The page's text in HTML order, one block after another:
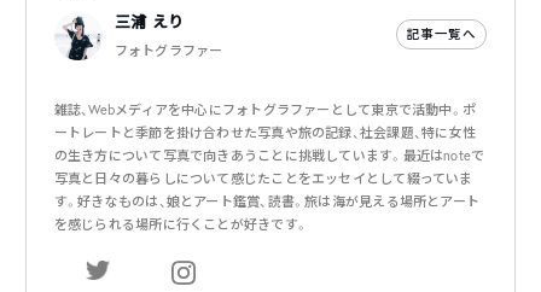
三浦 えり
フォトグラファー
記事一覧へ
雑誌、Webメディアを中心にフォトグラファーとして東京で活動中。ポ
ートレートと季節を掛け合わせた写真や旅の記録、社会課題、特に女性
の生き方について写真で向きあうことに挑戦しています。最近はnoteで
写真と日々の暮らしについて感じたことをエッセイとして綴っていま
す。好きなものは、娘とアート鑑賞、読書。旅は海が見える場所とアート
を感じられる場所に行くことが好きです。